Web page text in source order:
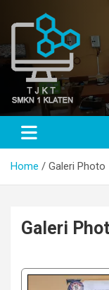
TJKT
TJKT SMKN 1
Home Galeri Photo
Galeri